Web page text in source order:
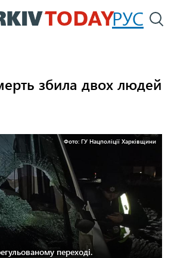
Перейти
до
РУС
збила двох людей
Фото: ГУ Нацполіції Харківщини
переході.